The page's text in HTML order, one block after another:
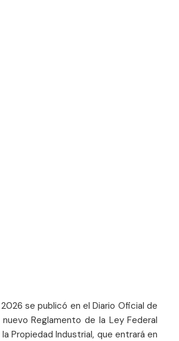
se publicó en el Diario Oficial de
Reglamento de la Ley Federal
Propiedad Industrial, que entrará en